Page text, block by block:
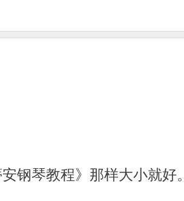
钢琴教程》那样大小就好。